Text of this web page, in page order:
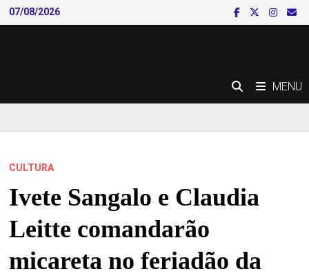
Skip
to
07/08/2026
MENU
CULTURA
Ivete Sangalo e Claudia
Leitte comandarão
micareta no feriadão da